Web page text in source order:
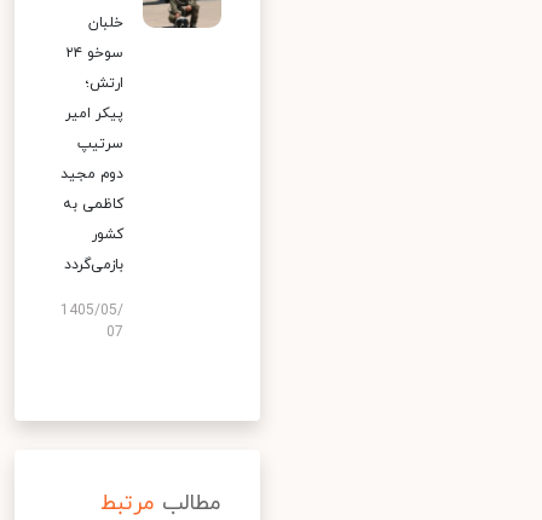
خلبان
سوخو ۲۴
ارتش؛
پیکر امیر
سرتیپ
دوم مجید
کاظمی به
کشور
بازمی‌گردد
1405/05/
07
مطالب مرتبط